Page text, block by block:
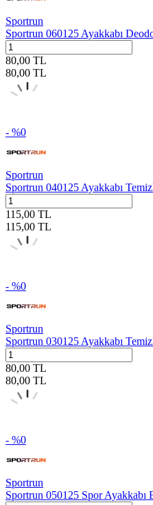
Sportrun
Sportrun 060125 Ayakkabı
80,00 TL
80,00 TL
- %0
Sportrun
Sportrun 040125 Ayakkabı
115,00 TL
115,00 TL
- %0
Sportrun
Sportrun 030125 Ayakkabı
80,00 TL
80,00 TL
- %0
Sportrun
Sportrun 050125 Spor Ayakkabı